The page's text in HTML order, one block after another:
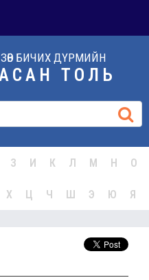
БИЧИХ ДҮРМИЙН
ТОЛЬ
З И К Л М Н О
Х Ц Ч Ш Э Ю Я